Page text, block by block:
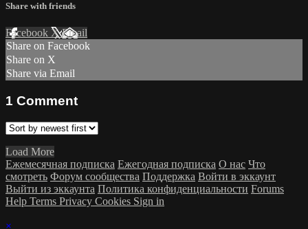
Share with friends
Facebook XEmail
Share on Facebook
Share on X
Share via Email
1 Comment
Load More
Ежемесячная подписка Ежегодная подписка О нас Что
смотреть Форум сообщества Поддержка Войти в эккаунт
Выйти из эккаунта Политика конфиденциальности Forums
Help Terms Privacy Cookies Sign in
×